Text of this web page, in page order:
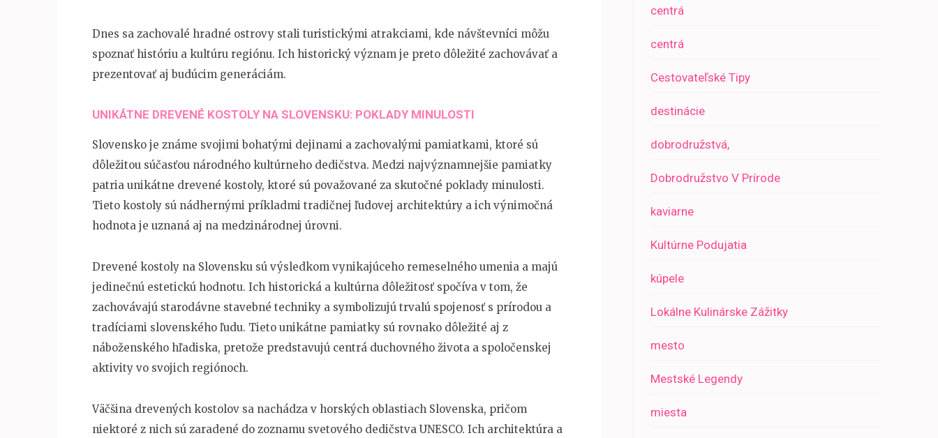
Dnes sa zachovalé hradné ostrovy stali turistickými atrakciami, kde návštevníci môžu
spoznať históriu a kultúru regiónu. Ich historický význam je preto dôležité zachovávať a
prezentovať aj budúcim generáciám.
UNIKÁTNE DREVENÉ KOSTOLY NA SLOVENSKU: POKLADY MINULOSTI
Slovensko je známe svojimi bohatými dejinami a zachovalými pamiatkami, ktoré sú
dôležitou súčasťou národného kultúrneho dedičstva. Medzi najvýznamnejšie pamiatky
patria unikátne drevené kostoly, ktoré sú považované za skutočné poklady minulosti.
Tieto kostoly sú nádhernými príkladmi tradičnej ľudovej architektúry a ich výnimočná
hodnota je uznaná aj na medzinárodnej úrovni.
Drevené kostoly na Slovensku sú výsledkom vynikajúceho remeselného umenia a majú
jedinečnú estetickú hodnotu. Ich historická a kultúrna dôležitosť spočíva v tom, že
zachovávajú starodávne stavebné techniky a symbolizujú trvalú spojenosť s prírodou a
tradíciami slovenského ľudu. Tieto unikátne pamiatky sú rovnako dôležité aj z
náboženského hľadiska, pretože predstavujú centrá duchovného života a spoločenskej
aktivity vo svojich regiónoch.
Väčšina drevených kostolov sa nachádza v horských oblastiach Slovenska, pričom
niektoré z nich sú zaradené do zoznamu svetového dedičstva UNESCO. Ich architektúra a
centrá
centrá
Cestovateľské Tipy
destinácie
dobrodružstvá,
Dobrodružstvo V Prírode
kaviarne
Kultúrne Podujatia
kúpele
Lokálne Kulinárske Zážitky
mesto
Mestské Legendy
miesta